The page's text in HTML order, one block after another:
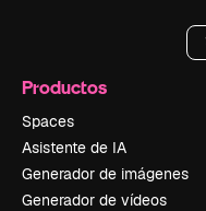
Productos
Spaces
Asistente de IA
Generador de imágenes
Generador de vídeos